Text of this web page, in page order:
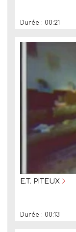
Durée : 00:21
E.T. PITEUX
Durée : 00:13